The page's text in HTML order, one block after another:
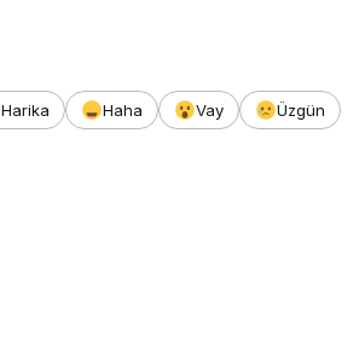
Harika Haha Vay
Üzgün